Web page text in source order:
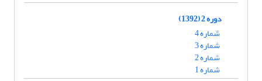
دوره 2 (1392)
شماره 4
شماره 3
شماره 2
شماره 1